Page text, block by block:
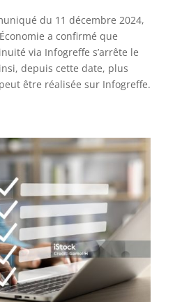
du 11 décembre 2024,
a confirmé que
via Infogreffe s’arrête le
depuis cette date, plus
être réalisée sur Infogreffe.